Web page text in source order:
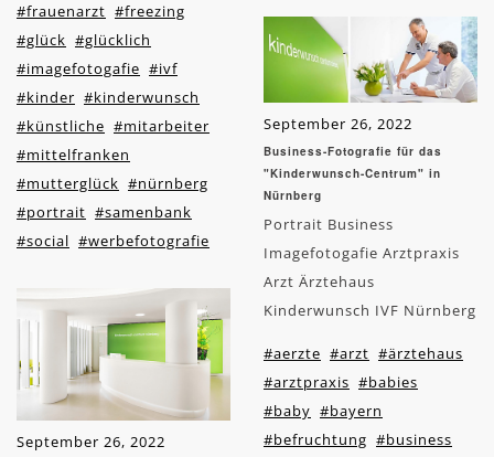
#frauenarzt #freezing
#glück #glücklich
#imagefotogafie #ivf
#kinder #kinderwunsch
#künstliche #mitarbeiter
#mittelfranken
#mutterglück #nürnberg
#portrait #samenbank
#social #werbefotografie
September 26, 2022
September 26, 2022
Business-Fotografie für das
"Kinderwunsch-Centrum" in
Nürnberg
Portrait Business
Imagefotogafie Arztpraxis
Arzt Ärztehaus
Kinderwunsch IVF Nürnberg
#aerzte #arzt #ärztehaus
#arztpraxis #babies
#baby #bayern
#befruchtung #business